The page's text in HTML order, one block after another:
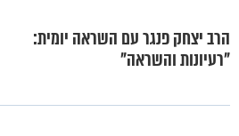
הרב יצחק פנגר עם השראה יומית:
"רעיונות והשראה"